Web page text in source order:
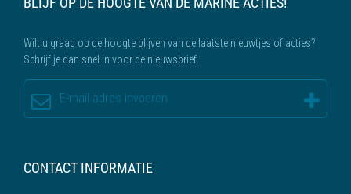
Wilt u graag op de hoogte blijven van de laatste nieuwtjes of acties?
Schrijf je dan snel in voor de nieuwsbrief.
CONTACT INFORMATIE